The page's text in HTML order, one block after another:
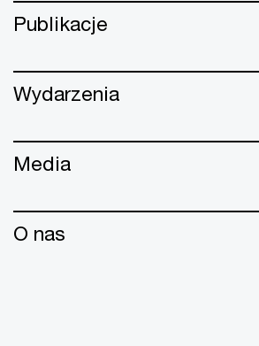
Publikacje
Wydarzenia
Media
O nas